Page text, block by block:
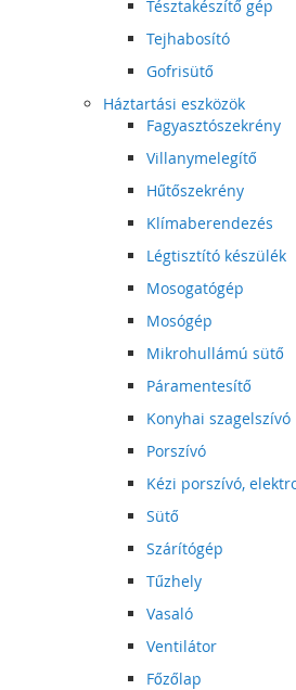
Tésztakészítő gép
Tejhabosító
Gofrisütő
Háztartási eszközök
Fagyasztószekrény
Villanymelegítő
Hűtőszekrény
Klímaberendezés
Légtisztító készülék
Mosogatógép
Mosógép
Mikrohullámú sütő
Páramentesítő
Konyhai szagelszívó
Porszívó
Kézi porszívó,
Sütő
Szárítógép
Tűzhely
Vasaló
Ventilátor
Főzőlap